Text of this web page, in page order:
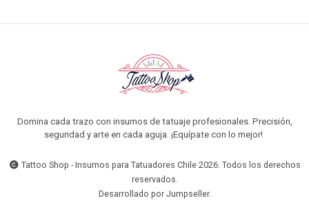
Domina cada trazo con insumos de tatuaje profesionales. Precisión,
seguridad y arte en cada aguja. ¡Equípate con lo mejor!
Tattoo Shop - Insumos para Tatuadores Chile 2026. Todos los derechos
reservados.
Desarrollado por Jumpseller.